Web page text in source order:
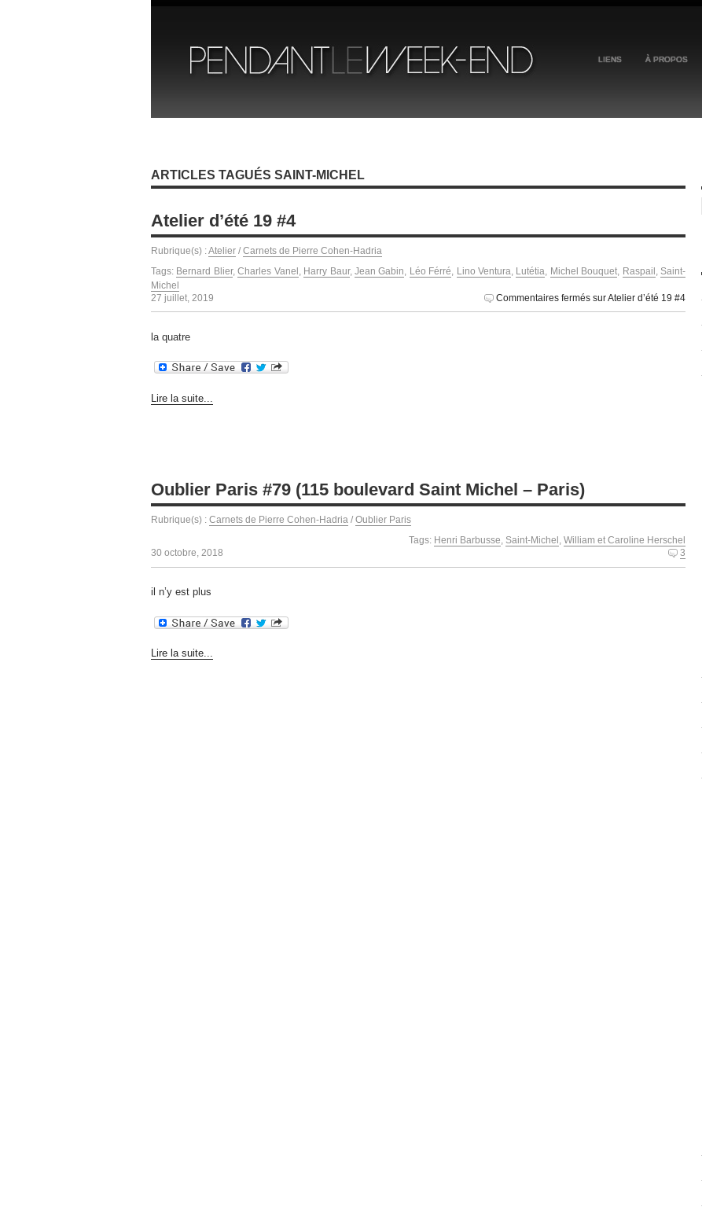
LIENS À PROPOS
ARTICLES TAGUÉS SAINT-MICHEL
Atelier d’été 19 #4
Rubrique(s) :Atelier / Carnets de Pierre Cohen-Hadria
Tags: Bernard Blier,Charles Vanel , Harry Baur, Jean Gabin, Léo Férré, Lino Ventura, Lutétia, Michel Bouquet, Raspail , Saint-
Michel
27 juillet, 2019
Commentaires fermés sur Atelier d’été 19 #4
la quatre
Lire la suite...
Oublier Paris #79 (115 boulevard Saint Michel – Paris)
Rubrique(s) : Carnets de Pierre Cohen-Hadria / Oublier Paris
Tags: Henri Barbusse Saint-Michel William et Caroline Herschel
30 octobre, 2018
3
il n’y est plus
Lire la suite...